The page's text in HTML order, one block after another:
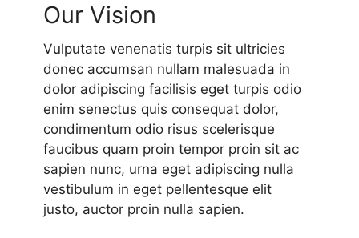
Our Vision
Vulputate venenatis turpis sit ultricies
donec accumsan nullam malesuada in
dolor adipiscing facilisis eget turpis odio
enim senectus quis consequat dolor,
condimentum odio risus scelerisque
faucibus quam proin tempor proin sit ac
sapien nunc, urna eget adipiscing nulla
vestibulum in eget pellentesque elit
justo, auctor proin nulla sapien.